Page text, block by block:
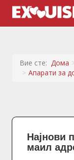
Вие сте: Дома
Апарати за
Најнови
маил